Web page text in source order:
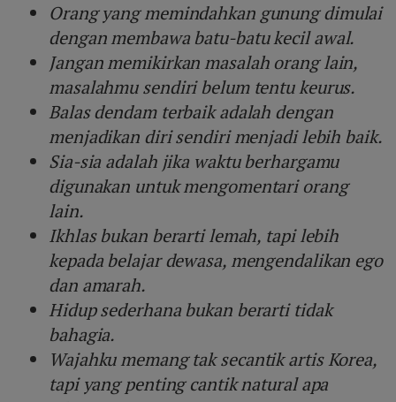
Orang yang memindahkan gunung dimulai
dengan membawa batu-batu kecil awal.
Jangan memikirkan masalah orang lain,
masalahmu sendiri belum tentu keurus.
Balas dendam terbaik adalah dengan
menjadikan diri sendiri menjadi lebih baik.
Sia-sia adalah jika waktu berhargamu
digunakan untuk mengomentari orang
lain.
Ikhlas bukan berarti lemah, tapi lebih
kepada belajar dewasa, mengendalikan ego
dan amarah.
Hidup sederhana bukan berarti tidak
bahagia.
Wajahku memang tak secantik artis Korea,
tapi yang penting cantik natural apa